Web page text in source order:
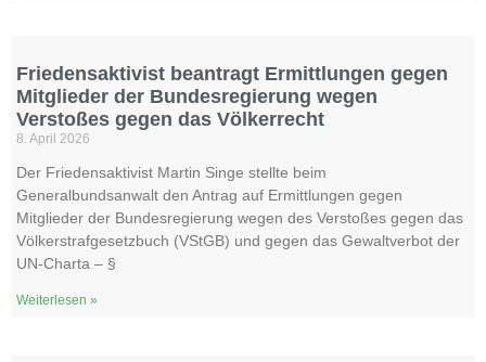
Friedensaktivist beantragt Ermittlungen gegen
Mitglieder der Bundesregierung wegen
Verstoßes gegen das Völkerrecht
8. April 2026
Der Friedensaktivist Martin Singe stellte beim
Generalbundsanwalt den Antrag auf Ermittlungen gegen
Mitglieder der Bundesregierung wegen des Verstoßes gegen das
Völkerstrafgesetzbuch (VStGB) und gegen das Gewaltverbot der
UN-Charta – §
Weiterlesen »